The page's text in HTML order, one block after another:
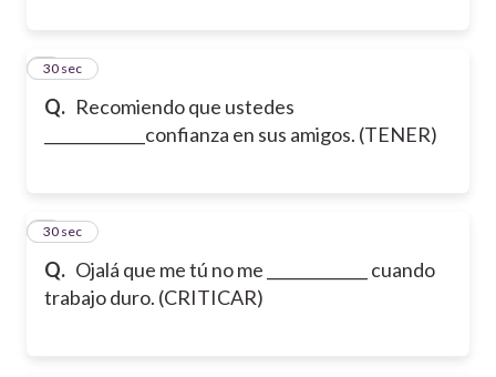
Q. Recomiendo que ustedes
_____________confianza en sus amigos. (TENER)
6
30 sec
Q. Ojalá que me tú no me _____________ cuando
trabajo duro. (CRITICAR)
7
30 sec